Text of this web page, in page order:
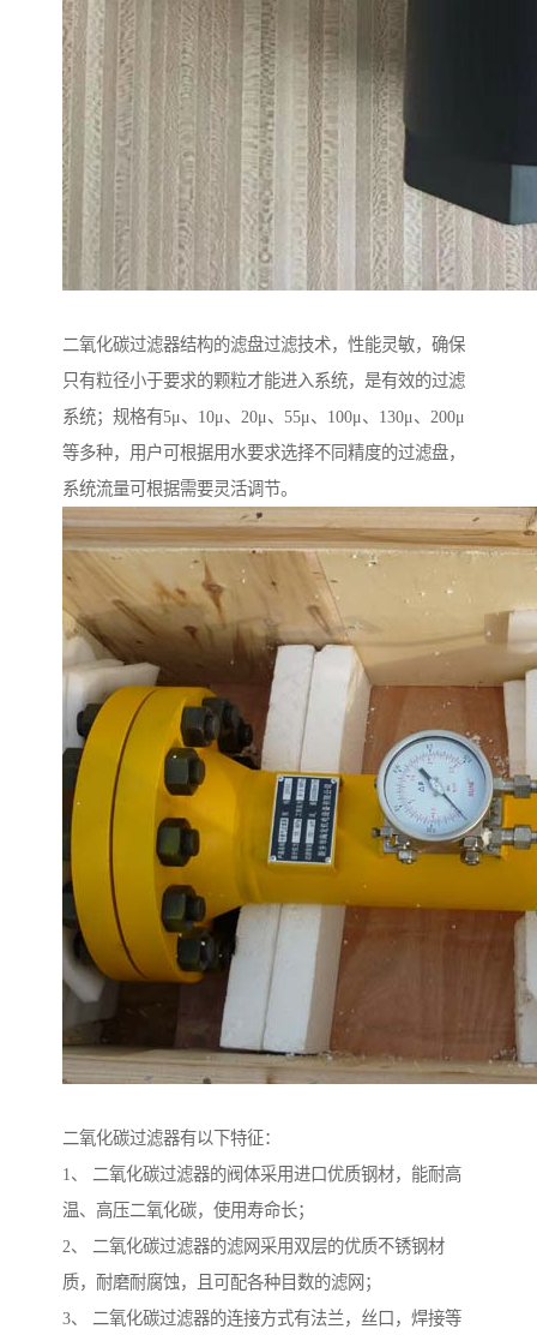
二氧化碳过滤器结构的滤盘过滤技术，性能灵敏，确保
只有粒径小于要求的颗粒才能进入系统，是有效的过滤
系统；规格有5μ、10μ、20μ、55μ、100μ、130μ、200μ
等多种，用户可根据用水要求选择不同精度的过滤盘，
系统流量可根据需要灵活调节。
二氧化碳过滤器有以下特征：
1、 二氧化碳过滤器的阀体采用进口优质钢材，能耐高
温、高压二氧化碳，使用寿命长；
2、 二氧化碳过滤器的滤网采用双层的优质不锈钢材
质，耐磨耐腐蚀，且可配各种目数的滤网；
3、 二氧化碳过滤器的连接方式有法兰，丝口，焊接等